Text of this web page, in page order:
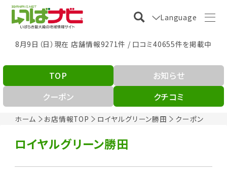
Language
8月9日（日）現在 店舗情報9271件 / 口コミ40655件を掲載中
ホーム お店情報TOP ロイヤルグリーン勝田 クーポン
TOP
お知らせ
クーポン
クチコミ
ロイヤルグリーン勝田